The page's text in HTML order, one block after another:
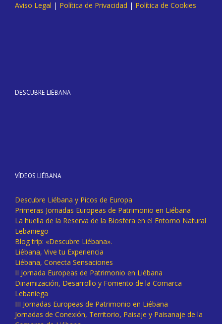
Aviso Legal | Política de Privacidad | Política de Cookies
DESCUBRE LIÉBANA
VÍDEOS LIÉBANA
Descubre Liébana y Picos de Europa
Primeras Jornadas Europeas de Patrimonio en Liébana
La huella de la Reserva de la Biosfera en el Entorno Natural
Lebaniego
Blog trip: «Descubre Liébana».
Liébana, Vive tu Experiencia
Liébana, Conecta Sensaciones
II Jornada Europeas de Patrimonio en Liébana
Dinamización, Desarrollo y Fomento de la Comarca
Lebaniega
III Jornadas Europeas de Patrimonio en Liébana
Jornadas de Conexión, Territorio, Paisaje y Paisanaje de la